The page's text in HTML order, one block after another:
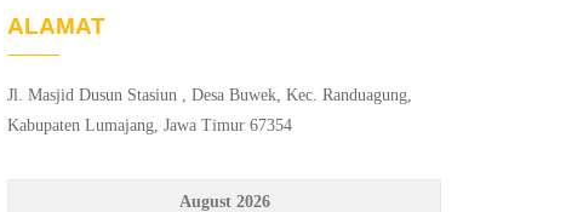
ALAMAT
Jl. Masjid Dusun Stasiun , Desa Buwek, Kec. Randuagung,
Kabupaten Lumajang, Jawa Timur 67354
August 2026